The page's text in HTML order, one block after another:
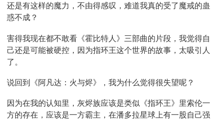
还是有这样的魔力，不由得感叹，难道我真的受了魔戒的蛊
惑不成？
害得我现在都不敢看《霍比特人》三部曲的片段，我觉得自
己还是可能被硬控，因为指环王这个世界的故事，太吸引人
了。
说回到《阿凡达：火与烬》，我为什么觉得很失望呢？
因为在我的认知里，灰烬族应该是类似《指环王》里索伦一
方的存在，应该是一方霸主，在潘多拉星球上有一股自己强